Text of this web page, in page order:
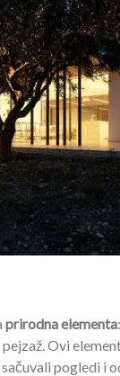
prirodna elementa
Ovi
pogledi i